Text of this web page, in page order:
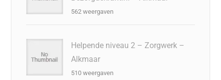
562 weergaven
Helpende niveau 2 – Zorgwerk –
Alkmaar
510 weergaven